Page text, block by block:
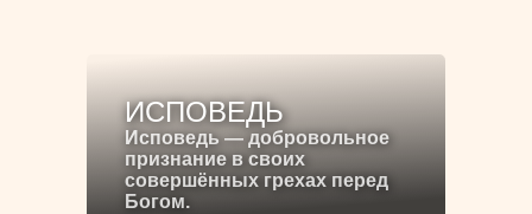
ИСПОВЕДЬ
Исповедь — добровольное
признание в своих
совершённых грехах перед
Богом.